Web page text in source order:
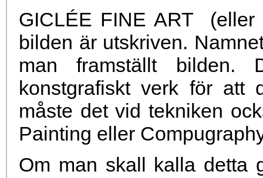
GICLÉE FINE ART (eller
bilden är utskriven.
man framställt
konstgrafiskt verk för att
måste det vid tekniken
Painting eller
Om man skall kalla detta